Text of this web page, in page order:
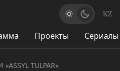
KZ
Проекты Сериалы
TULPAR»